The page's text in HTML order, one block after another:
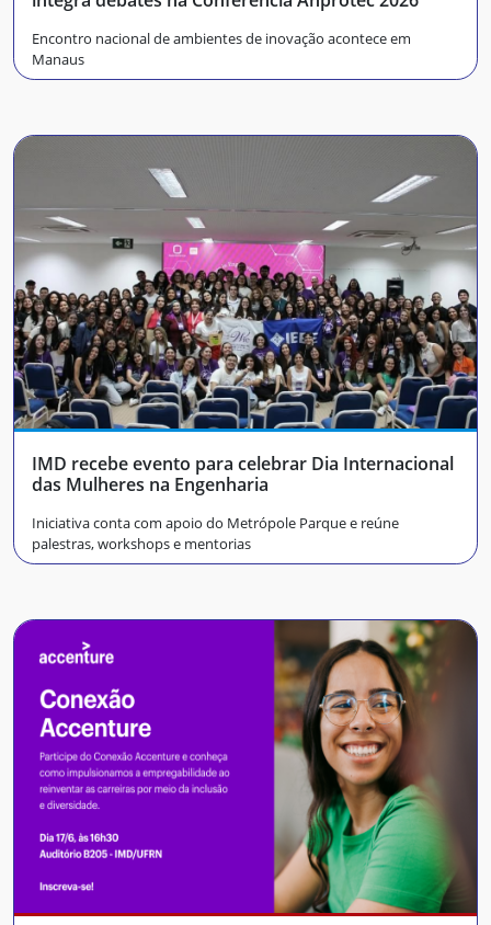
Encontro nacional de ambientes de inovação acontece em
Manaus
IMD recebe evento para celebrar Dia Internacional
das Mulheres na Engenharia
Iniciativa conta com apoio do Metrópole Parque e reúne
palestras, workshops e mentorias